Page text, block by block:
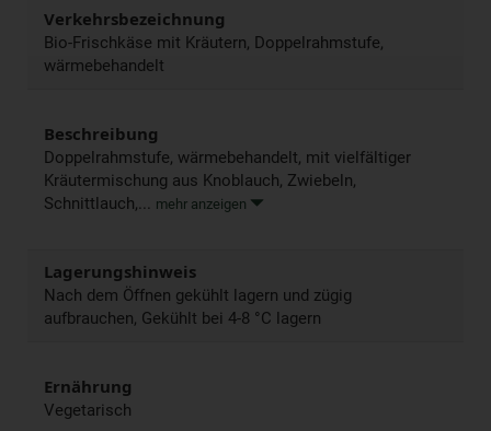
Verkehrsbezeichnung
Bio-Frischkäse mit Kräutern, Doppelrahmstufe,
wärmebehandelt
Beschreibung
Doppelrahmstufe, wärmebehandelt, mit vielfältiger
Kräutermischung aus Knoblauch, Zwiebeln,
Schnittlauch,... mehr anzeigen
Lagerungshinweis
Nach dem Öffnen gekühlt lagern und zügig
aufbrauchen, Gekühlt bei 4-8 °C lagern
Ernährung
Vegetarisch